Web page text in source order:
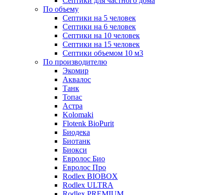
По объему
Септики на 5 человек
Септики на 6 человек
Септики на 10 человек
Септики на 15 человек
Септики объемом 10 м3
По производителю
Экомир
Аквалос
Танк
Топас
Астра
Kolomaki
Flotenk BioPurit
Биодека
Биотанк
Биокси
Евролос Био
Евролос Про
Rodlex BIOBOX
Rodlex ULTRA